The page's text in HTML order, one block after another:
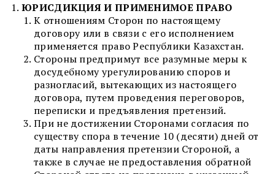
ЮРИСДИКЦИЯ И ПРИМЕНИМОЕ ПРАВО
К отношениям Сторон по настоящему
договору или в связи с его исполнением
применяется право Республики Казахстан.
Стороны предпримут все разумные меры к
досудебному урегулированию споров и
разногласий, вытекающих из настоящего
договора, путем проведения переговоров,
переписки и предъявления претензий.
При не достижении Сторонами согласия по
существу спора в течение 10 (десяти) дней от
даты направления претензии Стороной, а
также в случае не предоставления обратной